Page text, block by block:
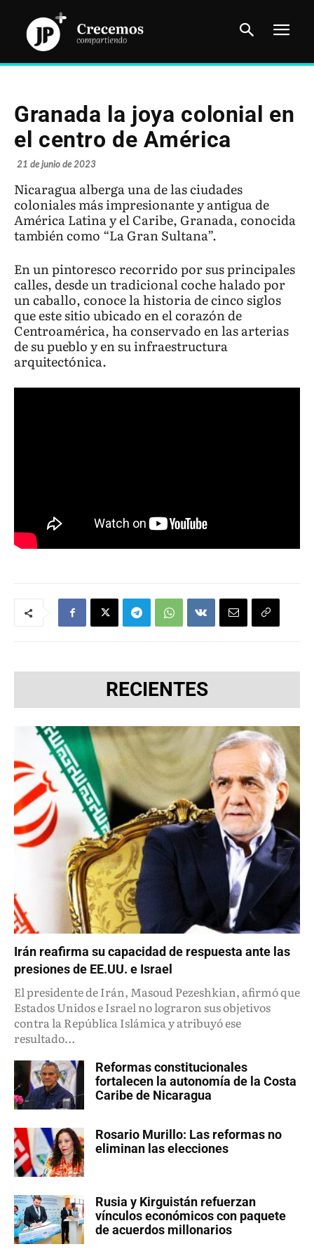
Granada la joya colonial en
el centro de América
21 de junio de 2023
Nicaragua alberga una de las ciudades
coloniales más impresionante y antigua de
América Latina y el Caribe, Granada, conocida
también como “La Gran Sultana”.
En un pintoresco recorrido por sus principales
calles, desde un tradicional coche halado por
un caballo, conoce la historia de cinco siglos
que este sitio ubicado en el corazón de
Centroamérica, ha conservado en las arterias
de su pueblo y en su infraestructura
arquitectónica.
RECIENTES
Irán reafirma su capacidad de respuesta ante las
presiones de EE.UU. e Israel
El presidente de Irán, Masoud Pezeshkian, afirmó que
Estados Unidos e Israel no lograron sus objetivos
contra la República Islámica y atribuyó ese
resultado...
Reformas constitucionales
fortalecen la autonomía de la Costa
Caribe de Nicaragua
Rosario Murillo: Las reformas no
eliminan las elecciones
Rusia y Kirguistán refuerzan
vínculos económicos con paquete
de acuerdos millonarios